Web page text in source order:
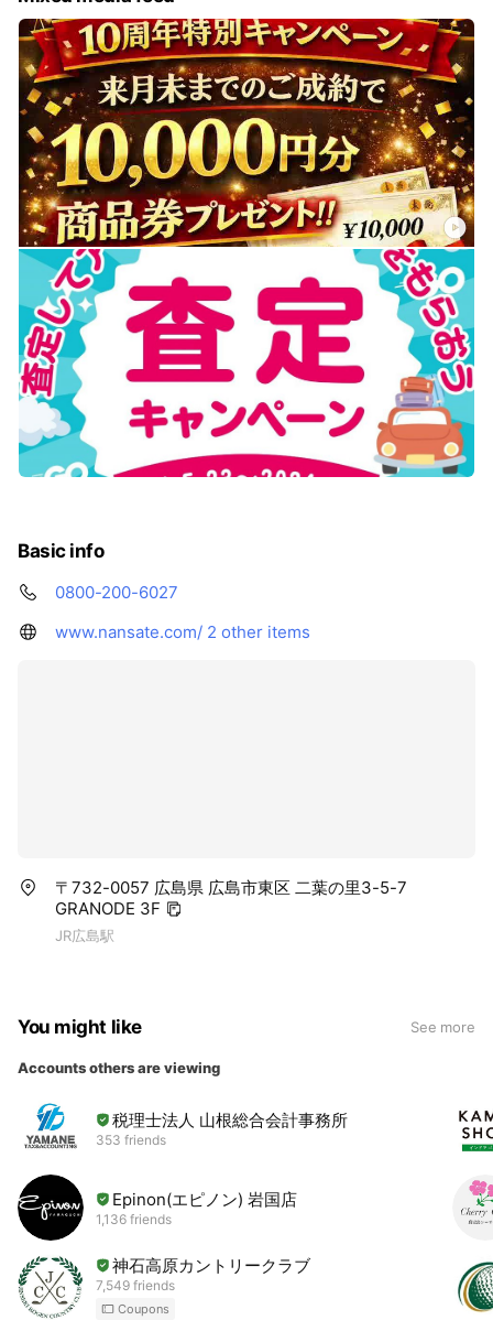
Basic info
0800-200-6027
www.nansate.com/ 2 other items
〒732-0057 広島県 広島市東区 二葉の里3-5-7
GRANODE 3F
JR広島駅
You might like See more
Accounts others are viewing
税理士法人 山根総合会計事務所
353 friends
Epinon(エピノン) 岩国店
1,136 friends
神石高原カントリークラブ
7,549 friends
Coupons